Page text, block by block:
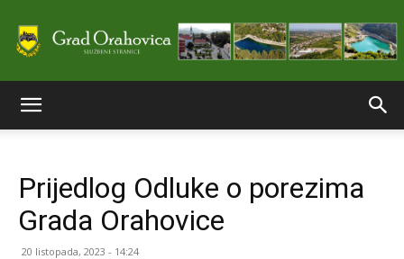
stranice
Prijedlog Odluke o porezima
Grada Orahovice
20 listopada, 2023 - 14:24